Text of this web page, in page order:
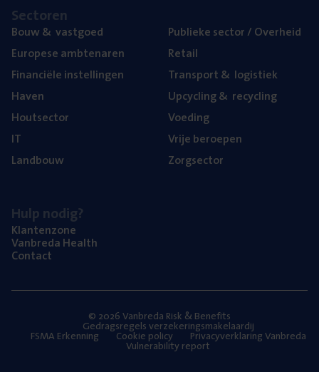
Sec­to­ren
Bouw& vastgoed
Euro­pe­se ambtenaren
Finan­ci­ë­le instellingen
Haven
Hout­sec­tor
IT
Land­bouw
Publie­ke sec­tor / Overheid
Retail
Trans­port& logistiek
Upcy­cling& recycling
Voe­ding
Vrije beroe­pen
Zorg­sec­tor
Hulp nodig?
Klan­ten­zo­ne
Van­b­re­da Health
Con­tact
© 2026 Vanbreda Risk & Benefits
Gedragsregels verzekeringsmakelaardij
FSMA Erkenning Cookie policy Privacyverklaring Vanbreda
Vulnerability report